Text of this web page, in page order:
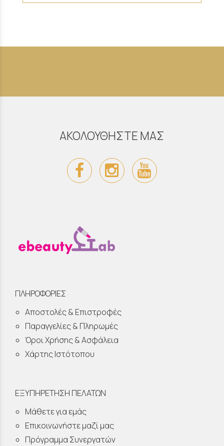
ΑΚΟΛΟΥΘΗΣΤΕ ΜΑΣ
ΠΛΗΡΟΦΟΡΙΕΣ
Αποστολές & Επιστροφές
Παραγγελίες & Πληρωμές
Όροι Χρήσης & Ασφάλεια
Χάρτης Ιστότοπου
ΕΞΥΠΗΡΕΤΗΣΗ ΠΕΛΑΤΩΝ
Μάθετε για εμάς
Επικοινωνήστε μαζί μας
Πρόγραμμα Συνεργατών